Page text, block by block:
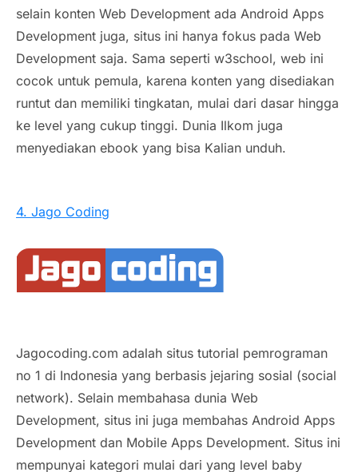
selain konten Web Development ada Android Apps
Development juga, situs ini hanya fokus pada Web
Development saja. Sama seperti w3school, web ini
cocok untuk pemula, karena konten yang disediakan
runtut dan memiliki tingkatan, mulai dari dasar hingga
ke level yang cukup tinggi. Dunia Ilkom juga
menyediakan ebook yang bisa Kalian unduh.
4. Jago Coding
Jagocoding.com adalah situs tutorial pemrograman
no 1 di Indonesia yang berbasis jejaring sosial (social
network). Selain membahasa dunia Web
Development, situs ini juga membahas Android Apps
Development dan Mobile Apps Development. Situs ini
mempunyai kategori mulai dari yang level baby